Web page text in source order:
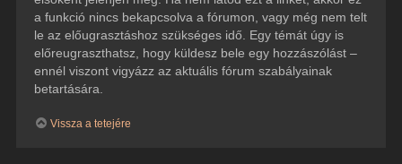
a funkció nincs bekapcsolva a fórumon, vagy még nem telt
le az előugrasztáshoz szükséges idő. Egy témát úgy is
előreugraszthatsz, hogy küldesz bele egy hozzászólást –
ennél viszont vigyázz az aktuális fórum szabályainak
betartására.
Vissza a tetejére